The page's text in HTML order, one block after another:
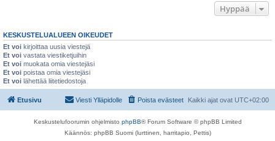
Hyppää
KESKUSTELUALUEEN OIKEUDET
Et voi kirjoittaa uusia viestejä
Et voi vastata viestiketjuihin
Et voi muokata omia viestejäsi
Et voi poistaa omia viestejäsi
Et voi lähettää liitetiedostoja
Etusivu Kaikki ajat ovat UTC+02:00
Poista evästeet
Viesti Ylläpidolle
Keskustelufoorumin ohjelmisto phpBB® Forum Software © phpBB Limited
Käännös: phpBB Suomi (lurttinen, harritapio, Pettis)